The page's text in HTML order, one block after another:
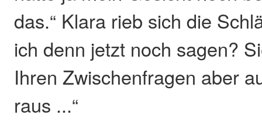
das.“ Klara rieb sich die
ich denn jetzt noch sagen?
Ihren Zwischenfragen aber
raus ...“